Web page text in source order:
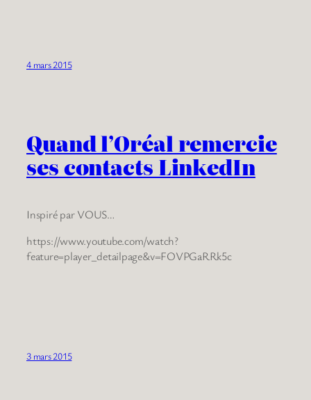
4 mars 2015
Quand l’Oréal remercie
ses contacts LinkedIn
Inspiré par VOUS…
https://www.youtube.com/watch?
feature=player_detailpage&v=FOVPGaRRk5c
3 mars 2015